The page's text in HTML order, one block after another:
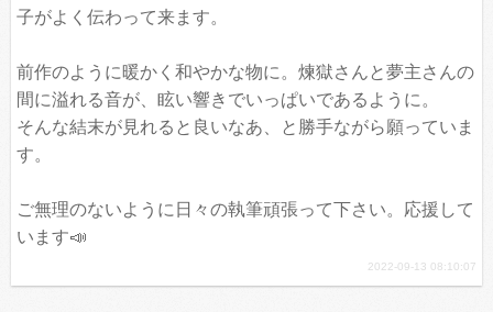
子がよく伝わって来ます。
前作のように暖かく和やかな物に。煉獄さんと夢主さんの
間に溢れる音が、眩い響きでいっぱいであるように。
そんな結末が見れると良いなあ、と勝手ながら願っていま
す。
ご無理のないように日々の執筆頑張って下さい。応援して
います📣
2022-09-13 08:10:07